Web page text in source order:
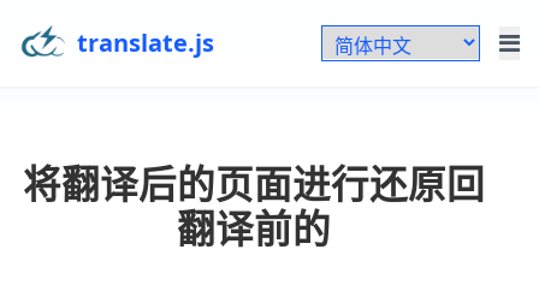
translate.js
将翻译后的页面进行还原回
翻译前的